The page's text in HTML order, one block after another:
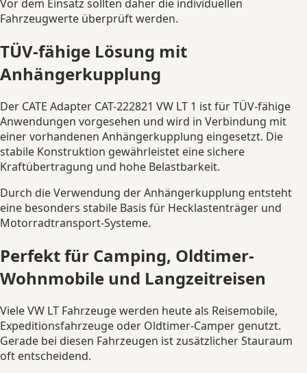
Vor dem Einsatz sollten daher die individuellen
Fahrzeugwerte überprüft werden.
TÜV-fähige Lösung mit
Anhängerkupplung
Der CATE Adapter CAT-222821 VW LT 1 ist für TÜV-fähige
Anwendungen vorgesehen und wird in Verbindung mit
einer vorhandenen Anhängerkupplung eingesetzt. Die
stabile Konstruktion gewährleistet eine sichere
Kraftübertragung und hohe Belastbarkeit.
Durch die Verwendung der Anhängerkupplung entsteht
eine besonders stabile Basis für Hecklastenträger und
Motorradtransport-Systeme.
Perfekt für Camping, Oldtimer-
Wohnmobile und Langzeitreisen
Viele VW LT Fahrzeuge werden heute als Reisemobile,
Expeditionsfahrzeuge oder Oldtimer-Camper genutzt.
Gerade bei diesen Fahrzeugen ist zusätzlicher Stauraum
oft entscheidend.